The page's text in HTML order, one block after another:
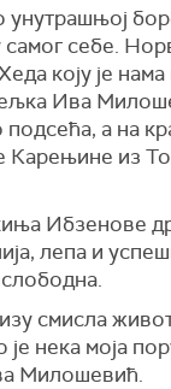
унутрашњој
себе.
коју је
Ива
а на
Карењине из
Ибзенове
лепа и
смисла
нека моја
Милошевић.